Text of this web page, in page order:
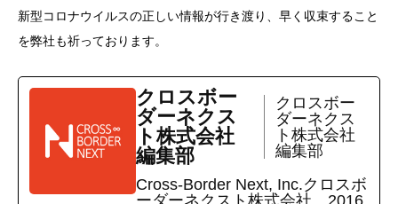
新型コロナウイルスの正しい情報が行き渡り、早く収束すること
を弊社も祈っております。
クロスボー
ダーネクス
ト株式会社
編集部
クロスボー
ダーネクス
ト株式会社
編集部
Cross-Border Next, Inc.クロスボ